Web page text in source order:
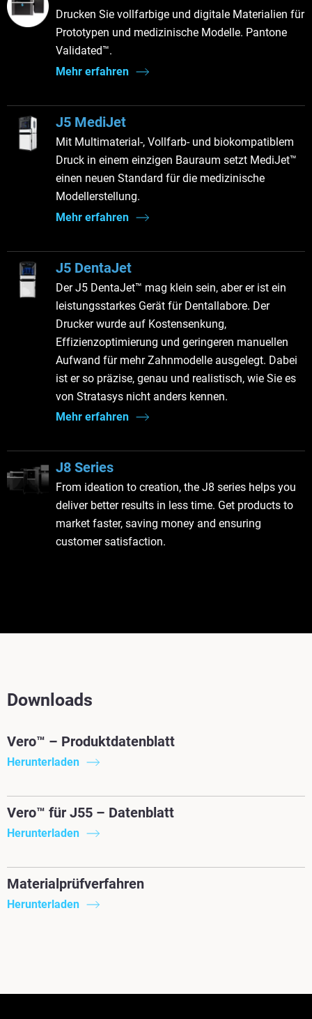
Drucken Sie vollfarbige und digitale Materialien für
Prototypen und medizinische Modelle. Pantone
Validated™.
Mehr erfahren
J5 MediJet
Mit Multimaterial-, Vollfarb- und biokompatiblem
Druck in einem einzigen Bauraum setzt MediJet™
einen neuen Standard für die medizinische
Modellerstellung.
Mehr erfahren
J5 DentaJet
Der J5 DentaJet™ mag klein sein, aber er ist ein
leistungsstarkes Gerät für Dentallabore. Der
Drucker wurde auf Kostensenkung,
Effizienzoptimierung und geringeren manuellen
Aufwand für mehr Zahnmodelle ausgelegt. Dabei
ist er so präzise, genau und realistisch, wie Sie es
von Stratasys nicht anders kennen.
Mehr erfahren
J8 Series
From ideation to creation, the J8 series helps you
deliver better results in less time. Get products to
market faster, saving money and ensuring
customer satisfaction.
Downloads
Vero™ – Produktdatenblatt
Herunterladen
Vero™ für J55 – Datenblatt
Herunterladen
Materialprüfverfahren
Herunterladen